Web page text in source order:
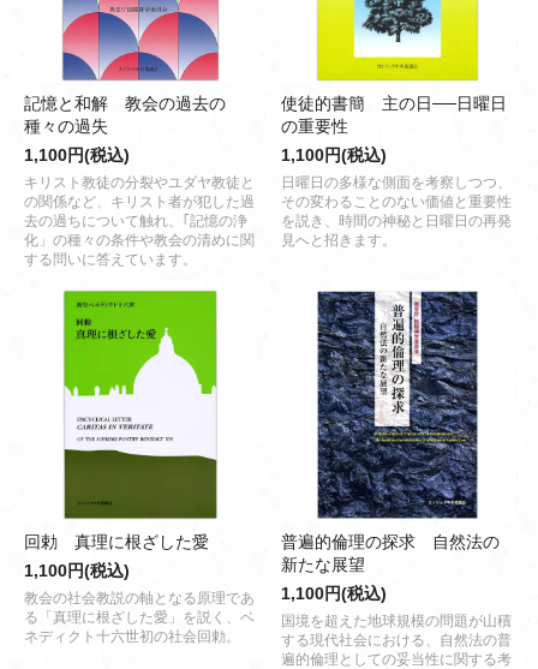
記憶と和解 教会の過去の
種々の過失
1,100円(税込)
キリスト教徒の分裂やユダヤ教徒と
の関係など、キリスト者が犯した過
去の過ちについて触れ、｢記憶の浄
化」の種々の条件や教会の清めに関
する問いに答えています。
使徒的書簡 主の日──日曜日
の重要性
1,100円(税込)
日曜日の多様な側面を考察しつつ、
その変わることのない価値と重要性
を説き、時間の神秘と日曜日の再発
見へと招きます。
回勅 真理に根ざした愛
1,100円(税込)
教会の社会教説の軸となる原理であ
る「真理に根ざした愛」を説く、ベ
ネディクト十六世初の社会回勅。
普遍的倫理の探求 自然法の
新たな展望
1,100円(税込)
国境を超えた地球規模の問題が山積
する現代社会における、自然法の普
遍的倫理としての妥当性に関する考